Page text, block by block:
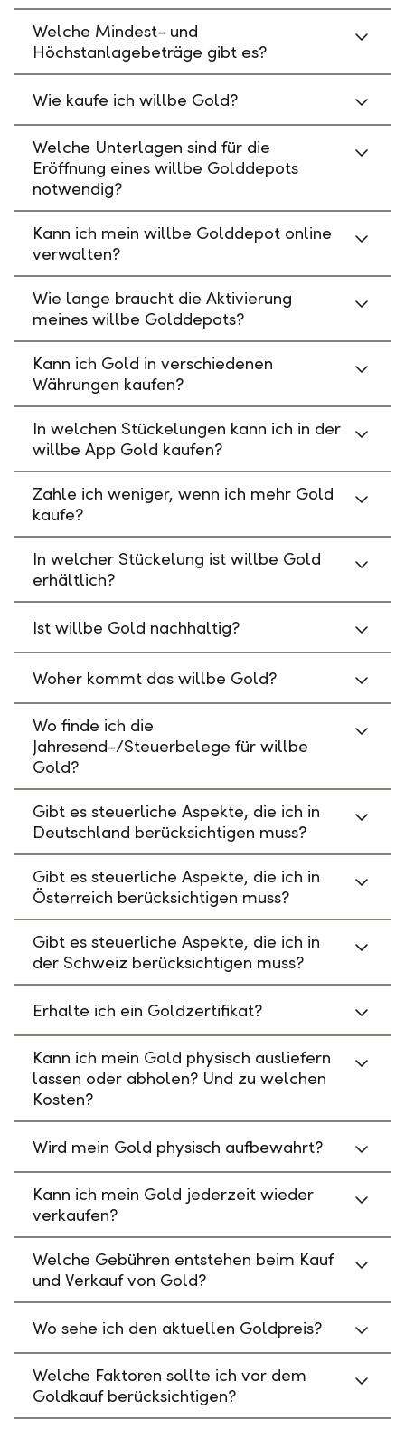
Welche Mindest- und
Höchstanlagebeträge gibt es?
Wie kaufe ich willbe Gold?
Welche Unterlagen sind für die
Eröffnung eines willbe Golddepots
notwendig?
Kann ich mein willbe Golddepot online
verwalten?
Wie lange braucht die Aktivierung
meines willbe Golddepots?
Kann ich Gold in verschiedenen
Währungen kaufen?
In welchen Stückelungen kann ich in der
willbe App Gold kaufen?
Zahle ich weniger, wenn ich mehr Gold
kaufe?
In welcher Stückelung ist willbe Gold
erhältlich?
Ist willbe Gold nachhaltig?
Woher kommt das willbe Gold?
Wo finde ich die
Jahresend-/Steuerbelege für willbe
Gold?
Gibt es steuerliche Aspekte, die ich in
Deutschland berücksichtigen muss?
Gibt es steuerliche Aspekte, die ich in
Österreich berücksichtigen muss?
Gibt es steuerliche Aspekte, die ich in
der Schweiz berücksichtigen muss?
Erhalte ich ein Goldzertifikat?
Kann ich mein Gold physisch ausliefern
lassen oder abholen? Und zu welchen
Kosten?
Wird mein Gold physisch aufbewahrt?
Kann ich mein Gold jederzeit wieder
verkaufen?
Welche Gebühren entstehen beim Kauf
und Verkauf von Gold?
Wo sehe ich den aktuellen Goldpreis?
Welche Faktoren sollte ich vor dem
Goldkauf berücksichtigen?